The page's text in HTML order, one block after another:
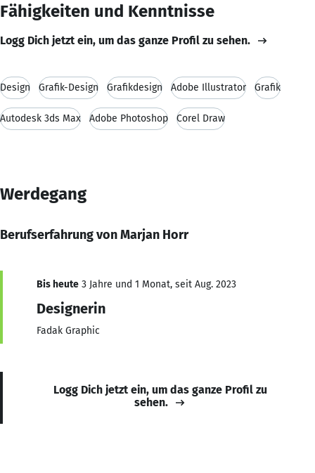
Fähigkeiten und Kenntnisse
Logg Dich jetzt ein, um das ganze Profil zu sehen.
Design Grafik-Design Grafikdesign Adobe Illustrator Grafik
Autodesk 3ds Max Adobe Photoshop Corel Draw
Werdegang
Berufserfahrung von Marjan Horr
Bis heute 3 Jahre und 1 Monat, seit Aug. 2023
Designerin
Fadak Graphic
Logg Dich jetzt ein, um das ganze Profil zu
sehen.